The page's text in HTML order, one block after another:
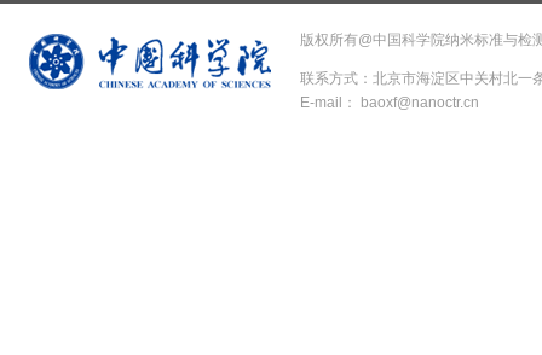
版权所有@中国科学院纳米标准与检
联系方式：北京市海淀区中关村北
E-mail： baoxf@nanoctr.cn